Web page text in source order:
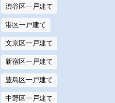
渋谷区一戸建て
港区一戸建て
文京区一戸建て
新宿区一戸建て
豊島区一戸建て
中野区一戸建て